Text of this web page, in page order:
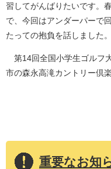
習してがんばりたいです。
で、今回はアンダーパーで
たっての抱負を話しました。
第14回全国小学生ゴルフ
市の森永高滝カントリー倶
重要なお知